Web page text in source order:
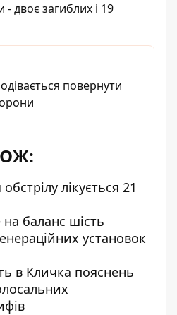
двоє загиблих і 19
повернути
лікується 21
на баланс шість
установок
в Кличка пояснень